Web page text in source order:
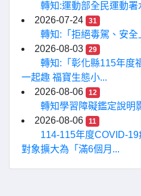
轉知:運動部全民運動
2026-07-24
31
轉知:「拒絕毒駕、安
2026-08-03
29
轉知:「彰化縣115年度
一起趣 福寶生態小...
2026-08-06
12
轉知學習障礙鑑定說明
2026-08-06
11
114-115年度COVID-
對象擴大為「滿6個月...